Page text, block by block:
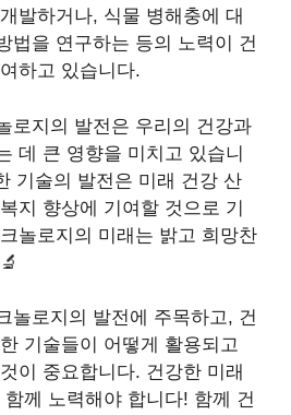
발하거나, 식물 병해충에 대
법을 연구하는 등의 노력이 건
하고 있습니다.
로지의 발전은 우리의 건강과
데 큰 영향을 미치고 있습니
기술의 발전은 미래 건강 산
지 향상에 기여할 것으로 기
놀로지의 미래는 밝고 희망찬
놀로지의 발전에 주목하고, 건
기술들이 어떻게 활용되고
이 중요합니다. 건강한 미래
께 노력해야 합니다! 함께 건